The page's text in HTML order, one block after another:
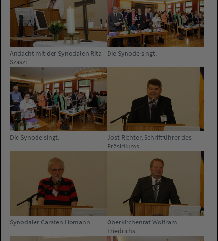
Andacht mit der Synodalen Rita
Szaszi
Die Synode singt.
Die Synode singt.
Jost Richter, Schriftführer des
Präsidiums
Synodaler Carsten Homann
Oberkirchenrat Wolfram
Friedrichs